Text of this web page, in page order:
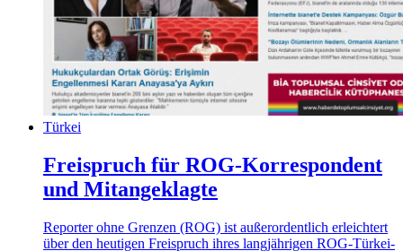
Türkei
Freispruch für ROG-Korrespondent
und Mitangeklagte
Reporter ohne Grenzen (ROG) ist außerordentlich erleichtert
über den heutigen Freispruch ihres langjährigen ROG-Türkei-